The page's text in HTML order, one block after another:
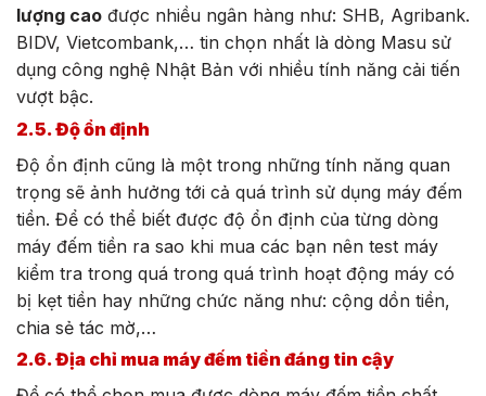
lượng cao được nhiều ngân hàng như: SHB, Agribank.
BIDV, Vietcombank,… tin chọn nhất là dòng Masu sử
dụng công nghệ Nhật Bản với nhiều tính năng cải tiến
vượt bậc.
2.5. Độ ổn định
Độ ổn định cũng là một trong những tính năng quan
trọng sẽ ảnh hưởng tới cả quá trình sử dụng máy đếm
tiền. Để có thể biết được độ ổn định của từng dòng
máy đếm tiền ra sao khi mua các bạn nên test máy
kiểm tra trong quá trong quá trình hoạt động máy có
bị kẹt tiền hay những chức năng như: cộng dồn tiền,
chia sẻ tác mờ,…
2.6. Địa chỉ mua máy đếm tiền đáng tin cậy